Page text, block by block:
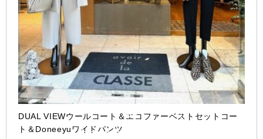
DUAL VIEWウールコート＆エコファーベストセットコー
ト＆Doneeyuワイドパンツ